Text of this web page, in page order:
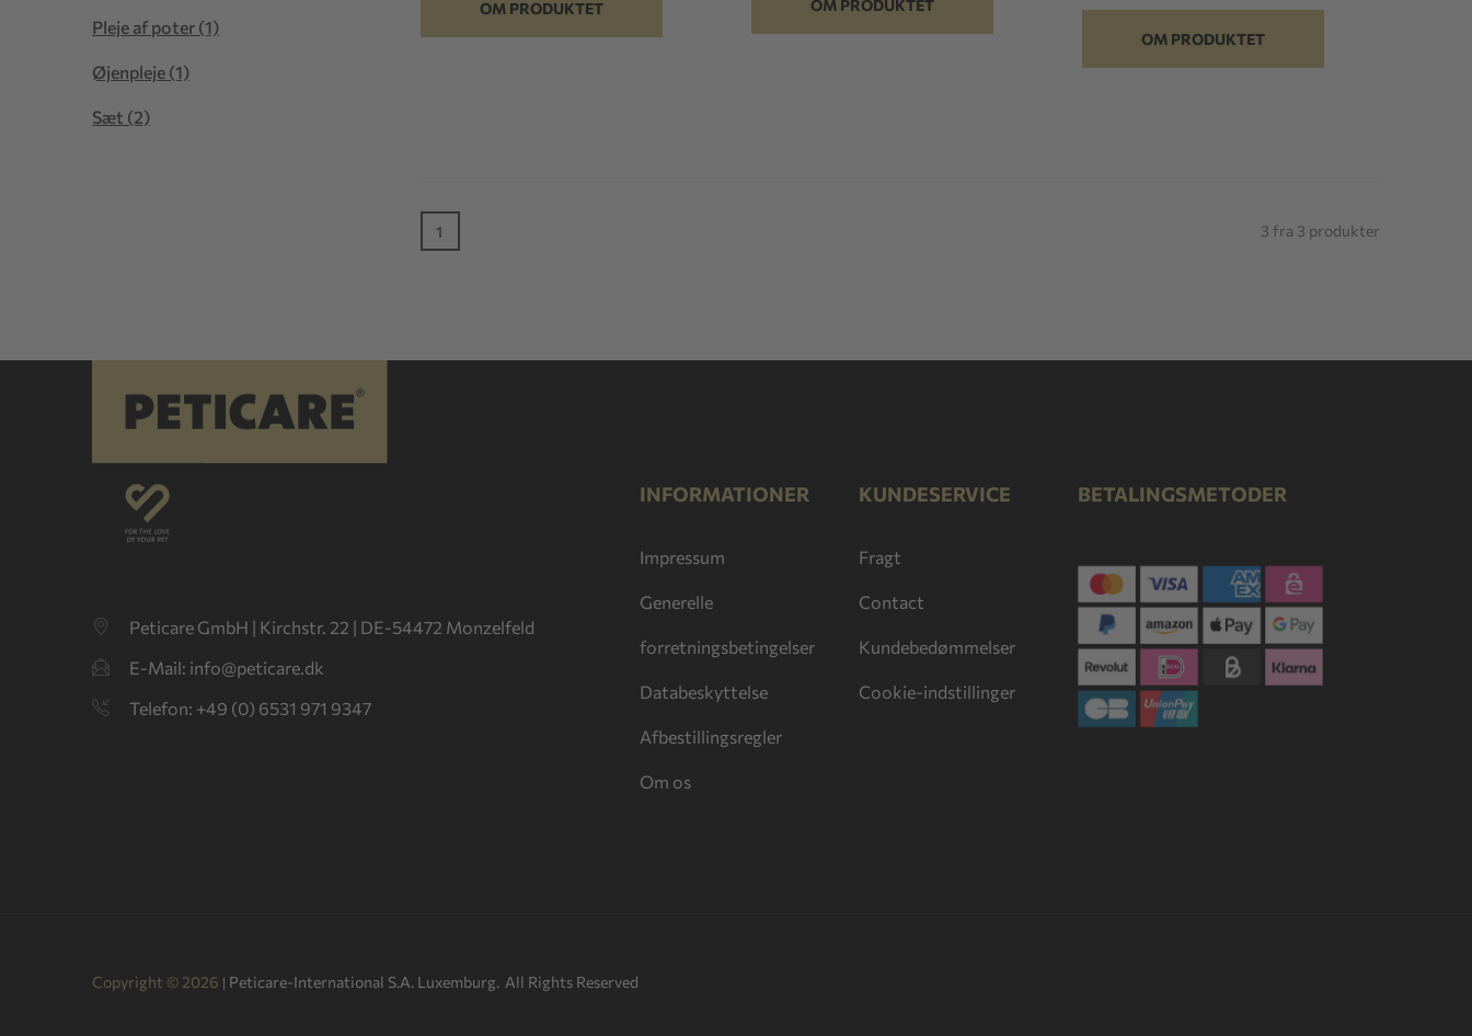
Pleje af poter (1)
Øjenpleje (1)
Sæt (2)
OM PRODUKTET OM PRODUKTET
OM PRODUKTET
1 3 fra 3 produkter
Peticare GmbH | Kirchstr. 22 | DE-54472 Monzelfeld
E-Mail: info@peticare.dk
Telefon: +49 (0) 6531 971 9347
INFORMATIONER
Impressum
Generelle
forretningsbetingelser
Databeskyttelse
Afbestillingsregler
Om os
KUNDESERVICE
Fragt
Contact
Kundebedømmelser
Cookie-indstillinger
BETALINGSMETODER
Copyright © 2026 | Peticare-International S.A. Luxemburg. All Rights Reserved